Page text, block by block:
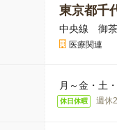
東京都千
中央線 御
医療関連
月～金・土
休日休暇 週休